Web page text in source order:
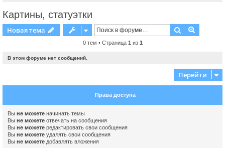
Картины, статуэтки
Новая тема Поиск
0 тем • Страница 1 из 1
В этом форуме нет сообщений.
Перейти
Права доступа
Вы не можете начинать темы
Вы не можете отвечать на сообщения
Вы не можете редактировать свои сообщения
Вы не можете удалять свои сообщения
Вы не можете добавлять вложения